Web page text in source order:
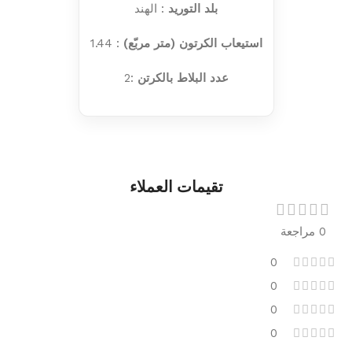
بلد التوريد : الهند
استيعاب الكرتون (متر مربّع) : 1.44
عدد البلاط بالكرتن :2
تقيمات العملاء
0 مراجعة
0
0
0
0